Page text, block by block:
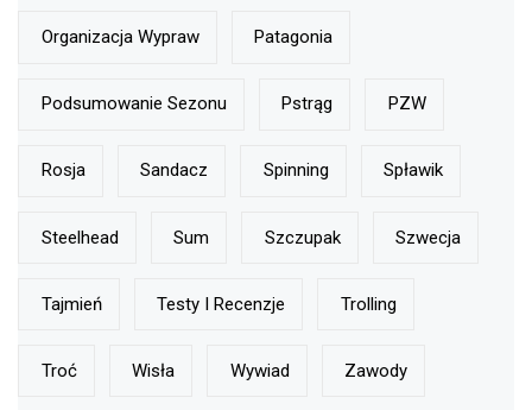
Organizacja Wypraw Patagonia
Podsumowanie Sezonu Pstrąg PZW
Rosja Sandacz Spinning Spławik
Steelhead Sum Szczupak Szwecja
Tajmień Testy I Recenzje Trolling
Troć Wisła Wywiad Zawody